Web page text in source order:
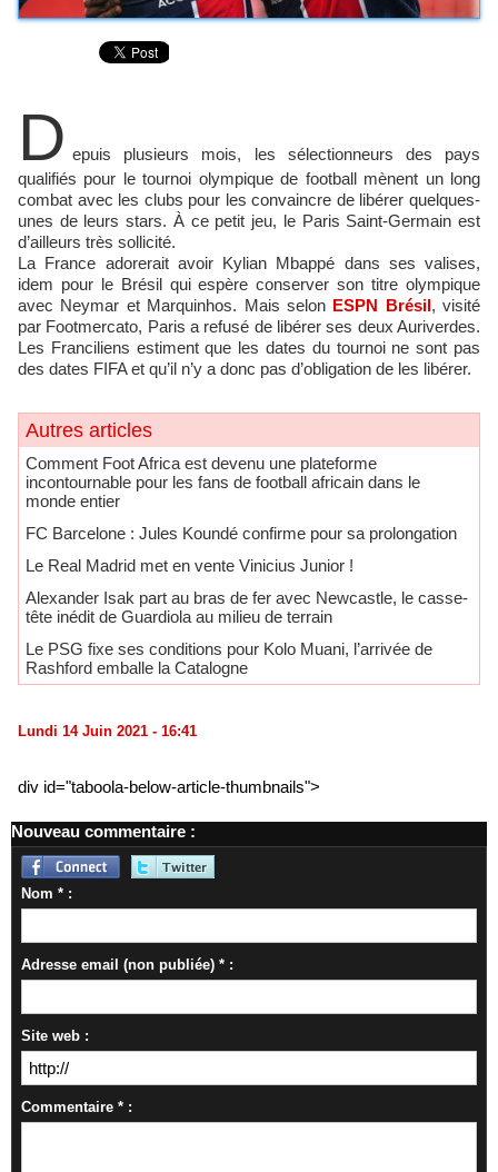
D epuis plusieurs mois, les sélectionneurs des pays
qualifiés pour le tournoi olympique de football mènent un long
combat avec les clubs pour les convaincre de libérer quelques-
unes de leurs stars. À ce petit jeu, le Paris Saint-Germain est
d’ailleurs très sollicité.
La France adorerait avoir Kylian Mbappé dans ses valises,
idem pour le Brésil qui espère conserver son titre olympique
avec Neymar et Marquinhos. Mais selon ESPN Brésil, visité
par Footmercato, Paris a refusé de libérer ses deux Auriverdes.
Les Franciliens estiment que les dates du tournoi ne sont pas
des dates FIFA et qu’il n’y a donc pas d’obligation de les libérer.
Autres articles
Comment Foot Africa est devenu une plateforme
incontournable pour les fans de football africain dans le
monde entier
FC Barcelone : Jules Koundé confirme pour sa prolongation
Le Real Madrid met en vente Vinicius Junior !
Alexander Isak part au bras de fer avec Newcastle, le casse-
tête inédit de Guardiola au milieu de terrain
Le PSG fixe ses conditions pour Kolo Muani, l’arrivée de
Rashford emballe la Catalogne
Lundi 14 Juin 2021 - 16:41
div id="taboola-below-article-thumbnails">
Nouveau commentaire :
Nom * :
Adresse email (non publiée) * :
Site web :
Commentaire * :